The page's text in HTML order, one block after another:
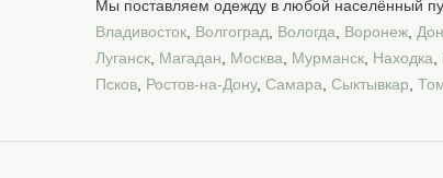
Мы поставляем одежду в любой населённый
Владивосток Волгоград Вологда Воронеж
Луганск Магадан Москва Мурманск Находка
Псков Ростов-на-Дону, Самара Сыктывкар